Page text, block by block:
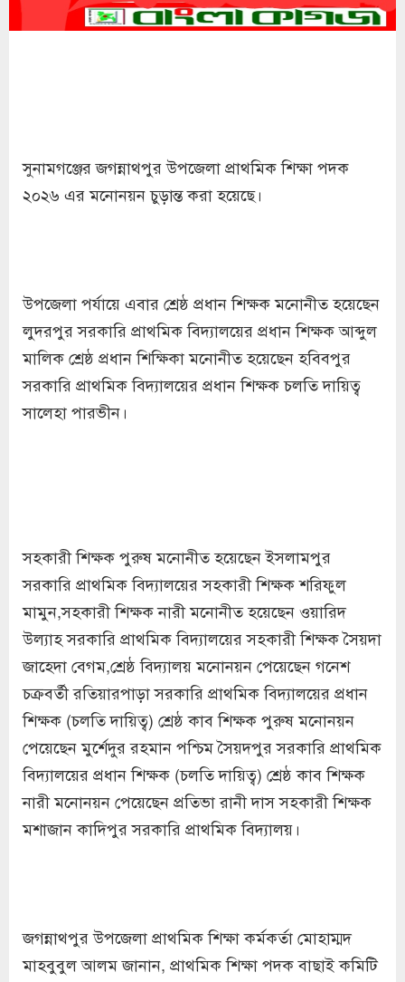
সুনামগঞ্জের জগন্নাথপুর উপজেলা প্রাথমিক শিক্ষা পদক
২০২৬ এর মনোনয়ন চুড়ান্ত করা হয়েছে।
উপজেলা পর্যায়ে এবার শ্রেষ্ঠ প্রধান শিক্ষক মনোনীত হয়েছেন
লুদরপুর সরকারি প্রাথমিক বিদ্যালয়ের প্রধান শিক্ষক আব্দুল
মালিক শ্রেষ্ঠ প্রধান শিক্ষিকা মনোনীত হয়েছেন হবিবপুর
সরকারি প্রাথমিক বিদ্যালয়ের প্রধান শিক্ষক চলতি দায়িত্ব
সালেহা পারভীন।
সহকারী শিক্ষক পুরুষ মনোনীত হয়েছেন ইসলামপুর
সরকারি প্রাথমিক বিদ্যালয়ের সহকারী শিক্ষক শরিফুল
মামুন,সহকারী শিক্ষক নারী মনোনীত হয়েছেন ওয়ারিদ
উল্যাহ সরকারি প্রাথমিক বিদ্যালয়ের সহকারী শিক্ষক সৈয়দা
জাহেদা বেগম,শ্রেষ্ঠ বিদ্যালয় মনোনয়ন পেয়েছেন গনেশ
চক্রবর্তী রতিয়ারপাড়া সরকারি প্রাথমিক বিদ্যালয়ের প্রধান
শিক্ষক (চলতি দায়িত্ব) শ্রেষ্ঠ কাব শিক্ষক পুরুষ মনোনয়ন
পেয়েছেন মুর্শেদুর রহমান পশ্চিম সৈয়দপুর সরকারি প্রাথমিক
বিদ্যালয়ের প্রধান শিক্ষক (চলতি দায়িত্ব) শ্রেষ্ঠ কাব শিক্ষক
নারী মনোনয়ন পেয়েছেন প্রতিভা রানী দাস সহকারী শিক্ষক
মশাজান কাদিপুর সরকারি প্রাথমিক বিদ্যালয়।
জগন্নাথপুর উপজেলা প্রাথমিক শিক্ষা কর্মকর্তা মোহাম্মদ
মাহবুবুল আলম জানান, প্রাথমিক শিক্ষা পদক বাছাই কমিটি